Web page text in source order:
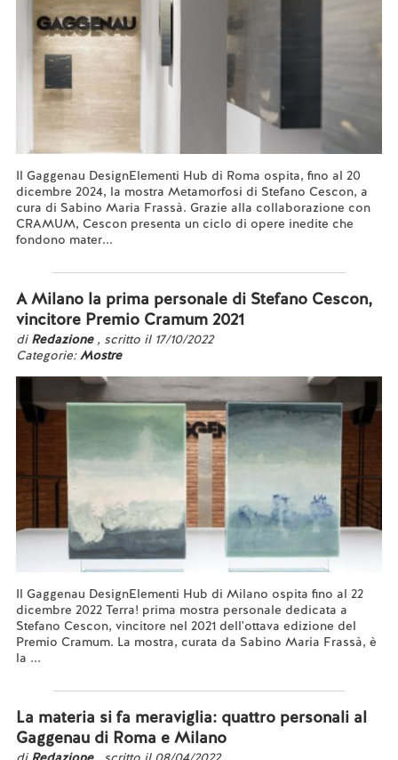
Il Gaggenau DesignElementi Hub di Roma ospita, fino al 20
dicembre 2024, la mostra Metamorfosi di Stefano Cescon, a
cura di Sabino Maria Frassà. Grazie alla collaborazione con
CRAMUM, Cescon presenta un ciclo di opere inedite che
fondono mater...
A Milano la prima personale di Stefano Cescon,
vincitore Premio Cramum 2021
di Redazione , scritto il 17/10/2022
Categorie:Mostre
Il Gaggenau DesignElementi Hub di Milano ospita fino al 22
dicembre 2022 Terra! prima mostra personale dedicata a
Stefano Cescon, vincitore nel 2021 dell'ottava edizione del
Premio Cramum. La mostra, curata da Sabino Maria Frassà, è
la ...
La materia si fa meraviglia: quattro personali al
Gaggenau di Roma e Milano